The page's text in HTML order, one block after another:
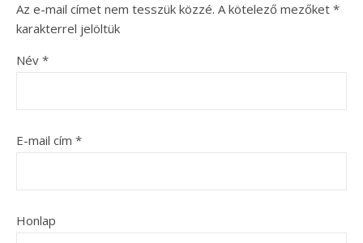
Az e-mail címet nem tesszük közzé. A kötelező mezőket *
karakterrel jelöltük
Név *
E-mail cím *
Honlap